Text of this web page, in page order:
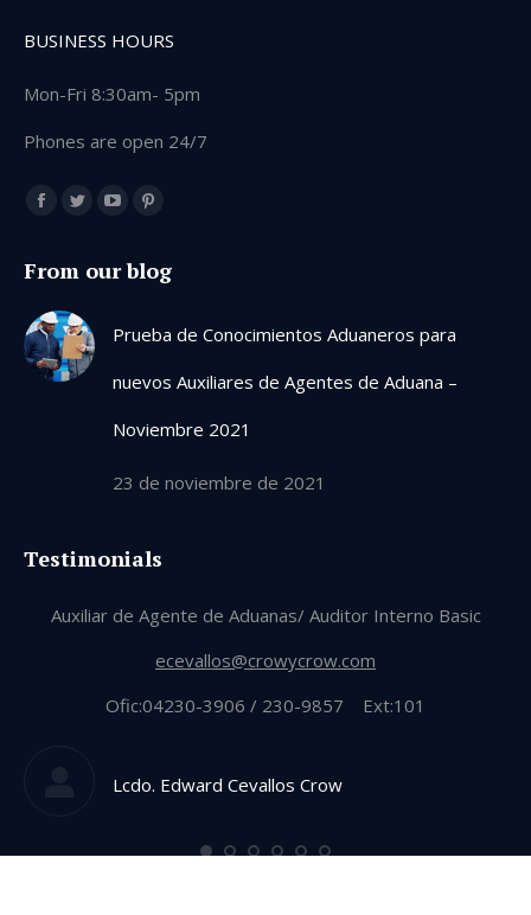
BUSINESS HOURS
Mon-Fri 8:30am- 5pm
Phones are open 24/7
Encuéntranos en:
Facebook
opens
in
new
window
Twitter
opens
new
window
YouTube
opens
new
opens
new
From our blog
Prueba de Conocimientos Aduaneros para
nuevos Auxiliares de Agentes de Aduana –
Noviembre 2021
23 de noviembre de 2021
Testimonials
Auxiliar de Agente de Aduanas/ Auditor Interno Basic
ecevallos@crowycrow.com
Ofic:04230-3906 / 230-9857 Ext:101
Lcdo. Edward Cevallos Crow